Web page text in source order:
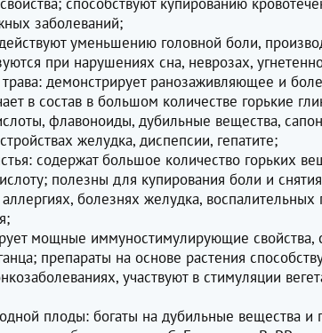
заболеваний;
уменьшению головной боли,
при нарушениях сна, неврозах,
демонстрирует ранозаживляющее и
в состав в большом количестве горькие
флавоноиды, дубильные вещества,
желудка, диспепсии, гепатите;
содержат большое количество горьких
полезны для купирования боли и
болезнях желудка,
мощные иммуностимулирующие свойства,
препараты на основе растения
участвуют в стимуляции
плоды: богаты на дубильные вещества и